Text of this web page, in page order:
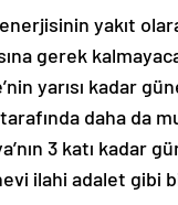
yakıt
gerek
yarısı kadar
daha da
3 katı kadar
ilahi adalet gibi